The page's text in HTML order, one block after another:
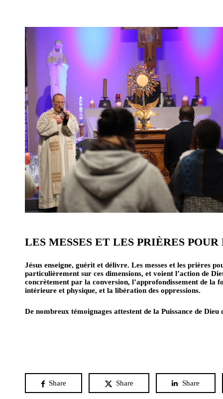
LES MESSES ET LES PRIÈRES
Jésus enseigne, guérit et délivre. Les messes et les prières
particulièrement sur ces dimensions, et voient l’action de
concrètement par la conversion, l’approfondissement de la
intérieure et physique, et la libération des oppressions.
De nombreux témoignages attestent de la Puissance de
Share Share Share